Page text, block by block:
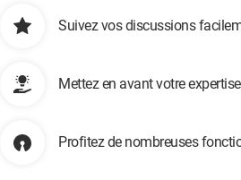
Suivez vos discussions
Mettez en avant votre
Profitez de nombreuses